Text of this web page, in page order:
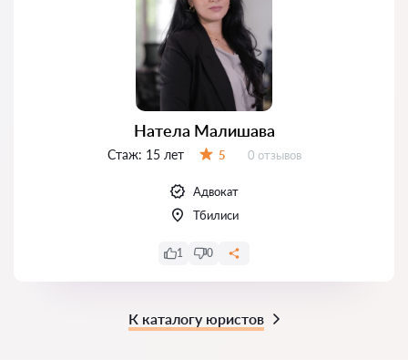
Натела Малишава
Стаж: 15 лет 5 Отзывов:
0 отзывов
Адвокат
Тбилиси
1 0
К каталогу юристов